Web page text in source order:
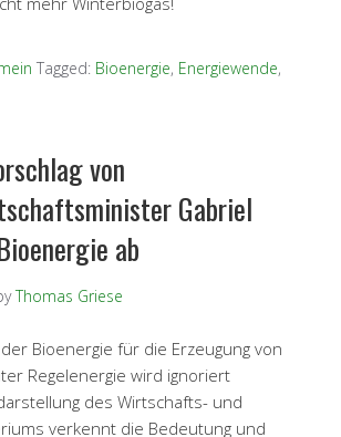
Tagged: Bioenergie, Energiewende,
von
Gabriel
ab
Thomas Griese
Bioenergie für die Erzeugung von
Regelenergie wird ignoriert
des Wirtschafts- und
verkennt die Bedeutung und